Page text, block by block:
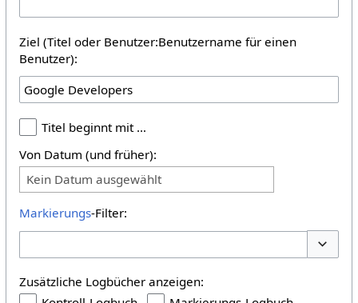
Ziel (Titel oder Benutzer:Benutzername für einen
Benutzer):
Titel beginnt mit …
Von Datum (und früher):
Kein Datum ausgewählt
Markierungs-Filter:
Zusätzliche Logbücher anzeigen: